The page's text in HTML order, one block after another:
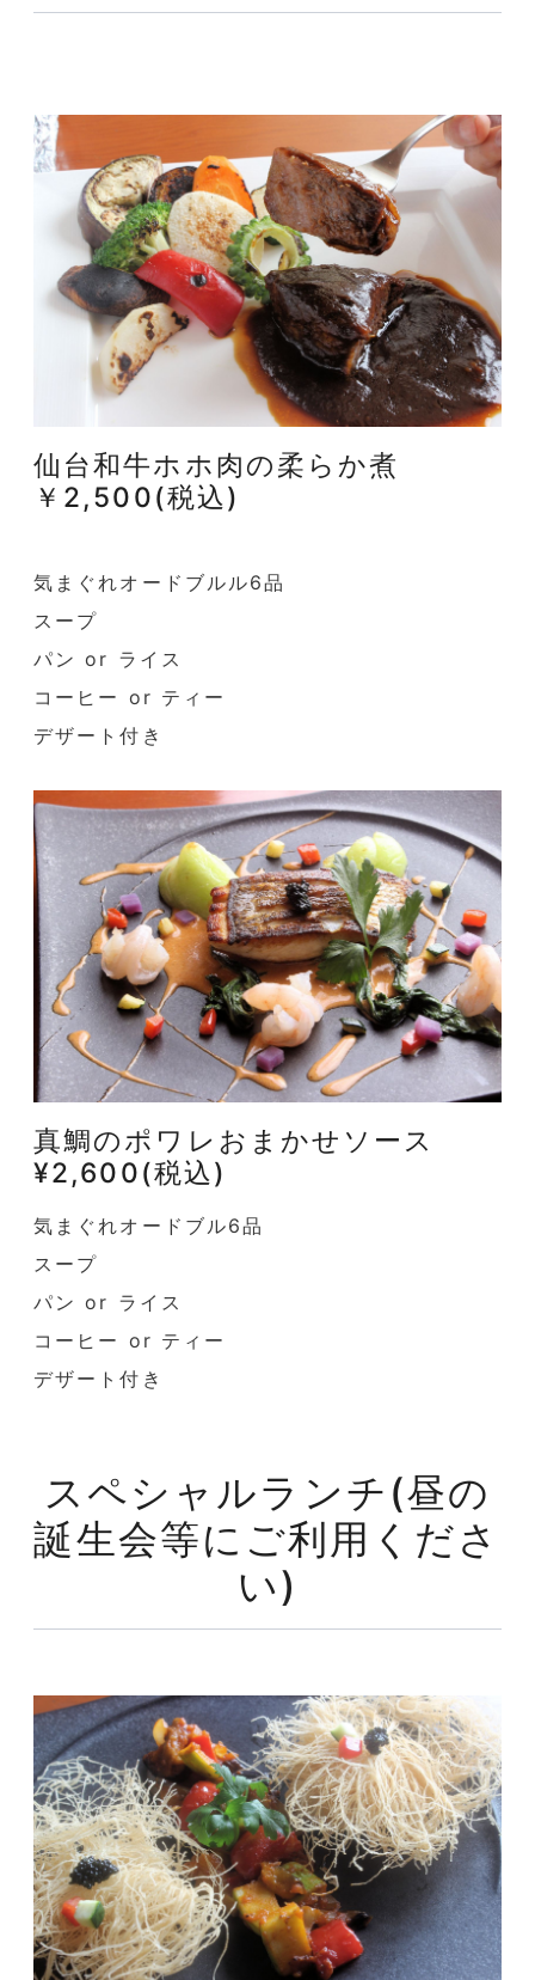
仙台和牛ホホ肉の柔らか煮
￥2,500(税込)
気まぐれオードブルル6品
スープ
パン or ライス
コーヒー or ティー
デザート付き
真鯛のポワレおまかせソース
¥2,600(税込)
気まぐれオードブル6品
スープ
パン or ライス
コーヒー or ティー
デザート付き
スペシャルランチ(昼の
誕生会等にご利用くださ
い)